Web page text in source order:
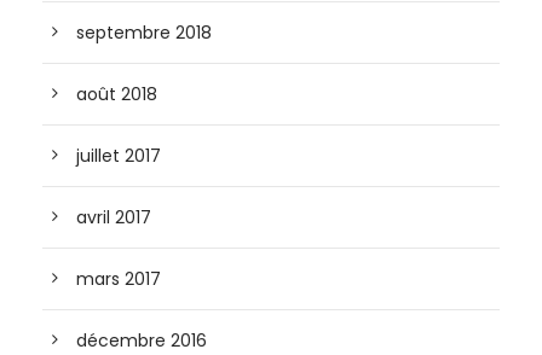
septembre 2018
août 2018
juillet 2017
avril 2017
mars 2017
décembre 2016